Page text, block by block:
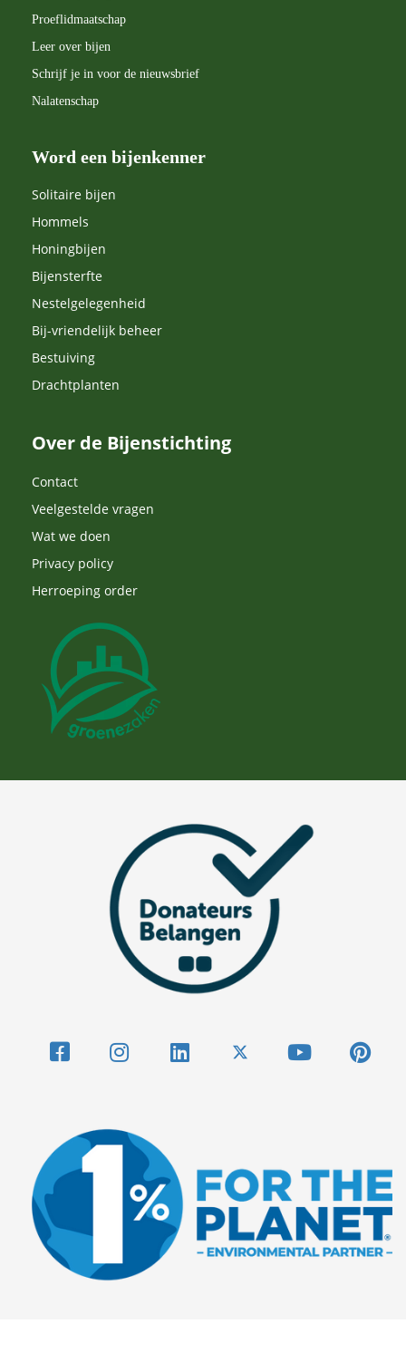
Proeflidmaatschap
Leer over bijen
Schrijf je in voor de nieuwsbrief
Nalatenschap
Word een bijenkenner
Solitaire bijen
Hommels
Honingbijen
Bijensterfte
Nestelgelegenheid
Bij-vriendelijk beheer
Bestuiving
Drachtplanten
Over de Bijenstichting
Contact
Veelgestelde vragen
Wat we doen
Privacy policy
Herroeping order